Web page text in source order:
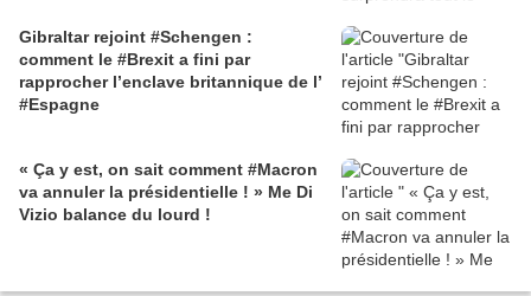
Gibraltar rejoint #Schengen :
comment le #Brexit a fini par
rapprocher l’enclave britannique de l’
#Espagne
« Ça y est, on sait comment #Macron
va annuler la présidentielle ! » Me Di
Vizio balance du lourd !